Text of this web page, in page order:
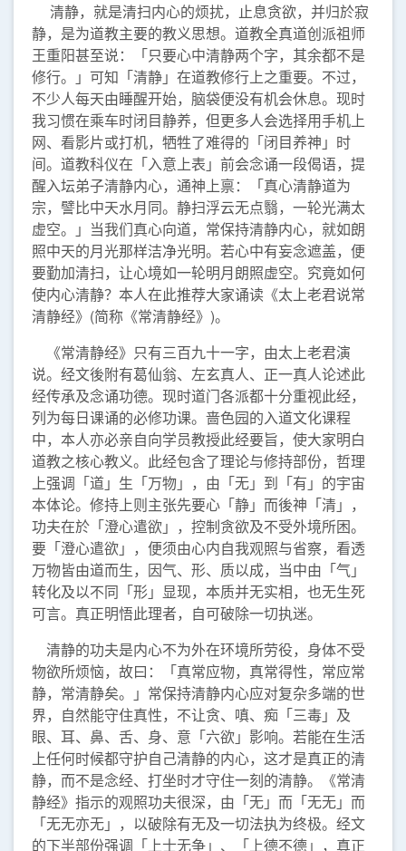
清静，就是清扫内心的烦扰，止息贪欲，并归於寂
静，是为道教主要的教义思想。道教全真道创派祖师
王重阳甚至说：「只要心中清静两个字，其余都不是
修行。」可知「清静」在道教修行上之重要。不过，
不少人每天由睡醒开始，脑袋便没有机会休息。现时
我习惯在乘车时闭目静养，但更多人会选择用手机上
网、看影片或打机，牺牲了难得的「闭目养神」时
间。道教科仪在「入意上表」前会念诵一段偈语，提
醒入坛弟子清静内心，通神上禀：「真心清静道为
宗，譬比中天水月同。静扫浮云无点翳，一轮光满太
虚空。」当我们真心向道，常保持清静内心，就如朗
照中天的月光那样洁净光明。若心中有妄念遮盖，便
要勤加清扫，让心境如一轮明月朗照虚空。究竟如何
使内心清静？本人在此推荐大家诵读《太上老君说常
清静经》(简称《常清静经》)。
《常清静经》只有三百九十一字，由太上老君演
说。经文後附有葛仙翁、左玄真人、正一真人论述此
经传承及念诵功德。现时道门各派都十分重视此经，
列为每日课诵的必修功课。啬色园的入道文化课程
中，本人亦必亲自向学员教授此经要旨，使大家明白
道教之核心教义。此经包含了理论与修持部份，哲理
上强调「道」生「万物」，由「无」到「有」的宇宙
本体论。修持上则主张先要心「静」而後神「清」，
功夫在於「澄心遣欲」，控制贪欲及不受外境所困。
要「澄心遣欲」，便须由心内自我观照与省察，看透
万物皆由道而生，因气、形、质以成，当中由「气」
转化及以不同「形」显现，本质并无实相，也无生死
可言。真正明悟此理者，自可破除一切执迷。
清静的功夫是内心不为外在环境所劳役，身体不受
物欲所烦恼，故曰：「真常应物，真常得性，常应常
静，常清静矣。」常保持清静内心应对复杂多端的世
界，自然能守住真性，不让贪、嗔、痴「三毒」及
眼、耳、鼻、舌、身、意「六欲」影响。若能在生活
上任何时候都守护自己清静的内心，这才是真正的清
静，而不是念经、打坐时才守住一刻的清静。《常清
静经》指示的观照功夫很深，由「无」而「无无」而
「无无亦无」，以破除有无及一切法执为终极。经文
的下半部份强调「上士无争」、「上德不德」，真正